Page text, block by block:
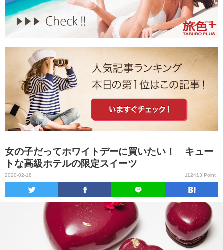
女の子だってホワイトデーに買いたい！ キュー
トな高級ホテルの限定スイーツ
2020-02-18 112413 Point